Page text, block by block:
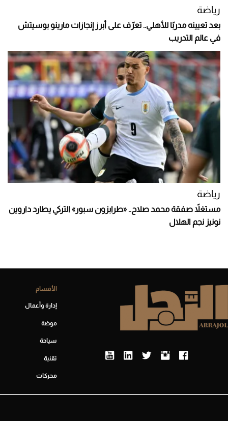
رياضة
بعد تعيينه مدربًا للأهلي.. تعرّف على أبرز إنجازات مارينو بوسيتش
في عالم التدريب
رياضة
مستغلاً صفقة محمد صلاح.. «طرابزون سبور» التركي يطارد داروين
نونيز نجم الهلال
الأقسام
إدارة وأعمال
موضة
سياحة
تقنية
محركات